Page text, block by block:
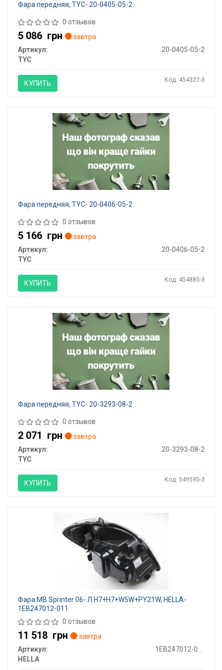
Фара передняя, TYC- 20-0405-05-2
0 отзывов
5 086 грн
завтра
Артикул:
20-0405-05-2
TYC
КУПИТЬ Код: 454327-3
Фара передняя, TYC- 20-0406-05-2
0 отзывов
5 166 грн
завтра
Артикул:
20-0406-05-2
TYC
КУПИТЬ Код: 454885-3
Фара передняя, TYC- 20-3293-08-2
0 отзывов
2 071 грн
завтра
Артикул:
20-3293-08-2
TYC
КУПИТЬ Код: 549595-3
Фара MB Sprinter 06- Л.H7+H7+W5W+PY21W, HELLA-
1EB247012-011
0 отзывов
11 518 грн
завтра
Артикул:
1EB247012-011
HELLA